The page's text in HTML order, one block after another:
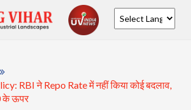
RBI ने Repo Rate में नहीं किया कोई बदलाव,
के ऊपर